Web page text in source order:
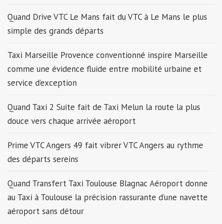
Quand Drive VTC Le Mans fait du VTC à Le Mans le plus
simple des grands départs
Taxi Marseille Provence conventionné inspire Marseille
comme une évidence fluide entre mobilité urbaine et
service d’exception
Quand Taxi 2 Suite fait de Taxi Melun la route la plus
douce vers chaque arrivée aéroport
Prime VTC Angers 49 fait vibrer VTC Angers au rythme
des départs sereins
Quand Transfert Taxi Toulouse Blagnac Aéroport donne
au Taxi à Toulouse la précision rassurante d’une navette
aéroport sans détour